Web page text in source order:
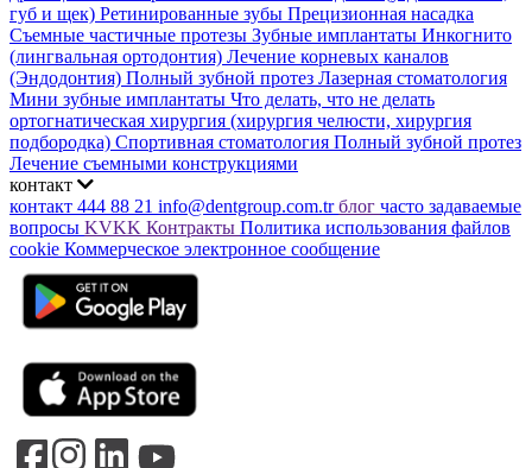
губ и щек) Ретинированные зубы Прецизионная насадка
Съемные частичные протезы Зубные имплантаты Инкогнито
(лингвальная ортодонтия) Лечение корневых каналов
(Эндодонтия) Полный зубной протез Лазерная стоматология
Мини зубные имплантаты Что делать, что не делать
ортогнатическая хирургия (хирургия челюсти, хирургия
подбородка) Спортивная стоматология Полный зубной протез
Лечение съемными конструкциями
контакт
контакт 444 88 21 info@dentgroup.com.tr блог часто задаваемые
вопросы KVKK Контракты Политика использования файлов
cookie Коммерческое электронное сообщение